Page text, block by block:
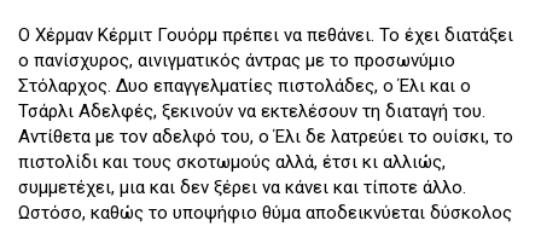
Ο Χέρμαν Κέρμιτ Γουόρμ πρέπει να πεθάνει. Το έχει διατάξει
ο πανίσχυρος, αινιγματικός άντρας με το προσωνύμιο
Στόλαρχος. Δυο επαγγελματίες πιστολάδες, ο Έλι και ο
Τσάρλι Αδελφές, ξεκινούν να εκτελέσουν τη διαταγή του.
Αντίθετα με τον αδελφό του, ο Έλι δε λατρεύει το ουίσκι, το
πιστολίδι και τους σκοτωμούς αλλά, έτσι κι αλλιώς,
συμμετέχει, μια και δεν ξέρει να κάνει και τίποτε άλλο.
Ωστόσο, καθώς το υποψήφιο θύμα αποδεικνύεται δύσκολος